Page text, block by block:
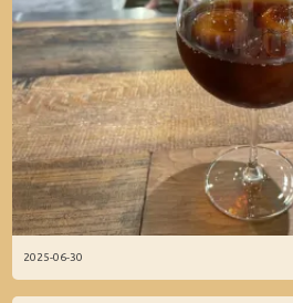
2025-06-30